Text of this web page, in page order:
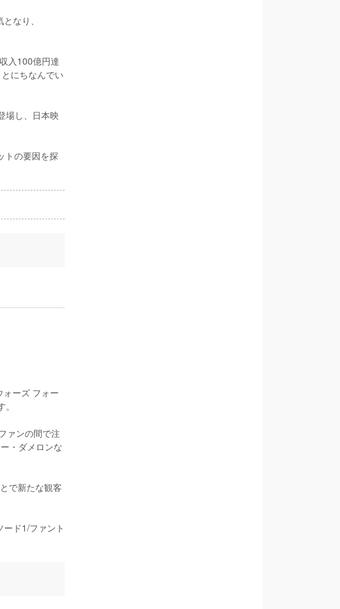
なり、
入100億円達
にちなんでい
場し、日本映
トの要因を探
ーズ フォー
ァンの間で注
・ダメロンな
で新たな観客
ド1/ファント